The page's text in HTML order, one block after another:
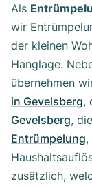
Als
wir
der kleinen
Hanglage.
übernehmen
in Gevelsberg,
Gevelsberg, die
Entrümpelung,
zusätzlich,